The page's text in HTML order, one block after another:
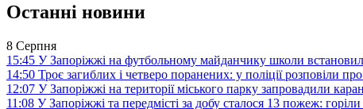
Останні новини
8 Серпня
15:45 У Запоріжжі на футбольному майданчику школи
14:50 Троє загиблих і четверо поранених: у поліції розповіли
12:07 У Запоріжжі на території міського парку запровадили
11:08 У Запоріжжі та передмісті за добу сталося 13 пожеж: